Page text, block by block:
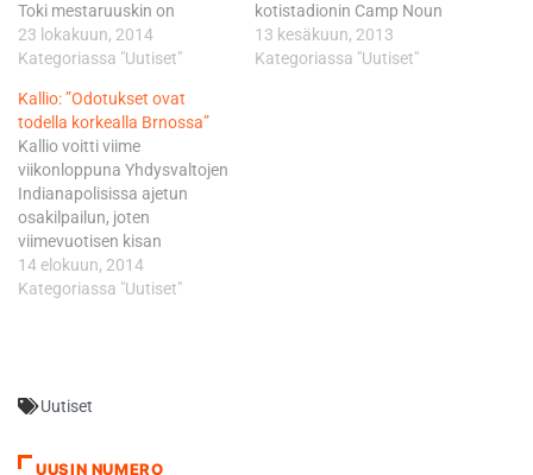
Toki mestaruuskin on
edelleen mahdollinen, mutta
se vaatii Titolta totaalista
pisteissä toisena ja 41
pisteen päässä
espanjalaisesta
tallikaveristaan Esteve "Tito"
Rabatista oleva Kallio
jatkaa. Kallion ero MM-
pisteissä kolmantena
olevaan, espanjalaiseen
Maverick Vinalesiin on
23 lokakuun, 2014
Kategoriassa "Uutiset"
kotistadionin Camp Noun
näkyvimpiin hahmoihin, kun
helteisessä Kataloniassa
13 kesäkuun, 2013
Kategoriassa "Uutiset"
Kallio: ”Odotukset ovat
todella korkealla Brnossa”
Kallio voitti viime
viikonloppuna Yhdysvaltojen
Indianapolisissa ajetun
osakilpailun, joten
viimevuotisen kisan
voittajalla on varsin
herkulliset lähtökohdat
tarkoituksena on tietysti
GP-voittoa omaava Marc
14 elokuun, 2014
Kategoriassa "Uutiset"
Uutiset
UUSIN NUMERO